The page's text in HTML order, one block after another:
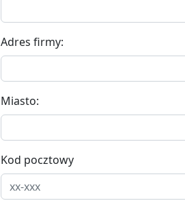
Adres firmy:
Miasto:
Kod pocztowy